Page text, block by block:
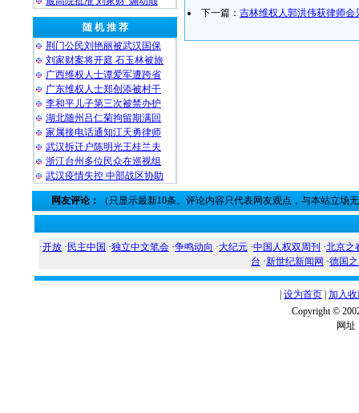
随 机 推 荐
荆门公民刘艳丽被武汉国保
刘家财案将开庭 石玉林被旅
广西维权人士谭爱军遭跨省
广东维权人士郑创添被村干
李和平儿子第三次被禁办护
湖北随州吕仁菊拘留期满回
家属接电话通知江天勇律师
武汉拆迁户陈明光王桂兰夫
浙江台州多位民众在巡视组
武汉疫情失控 中部战区协助
下一篇： 吉林维权人郭洪伟获律师
网友评论： （只显示最新10条。评论内容只代表网友观点，与本站立场
·开放 · 民主中国 ·独立中文笔会 ·争鸣动向 ·大纪元 ·中国人权双周刊 ·北京之
台 ·新世纪新闻网 ·德国
设为首页 加入
Copyright ©
网址